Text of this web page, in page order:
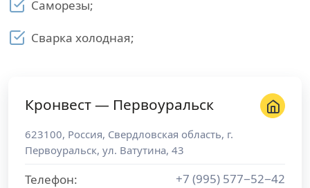
Саморезы;
Сварка холодная;
Кронвест — Первоуральск
623100, Россия, Свердловская область, г.
Первоуральск, ул. Ватутина, 43
Телефон:
+7 (995) 577−52−42